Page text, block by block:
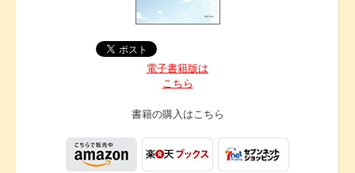
電子書籍版は
こちら
書籍の購入はこちら